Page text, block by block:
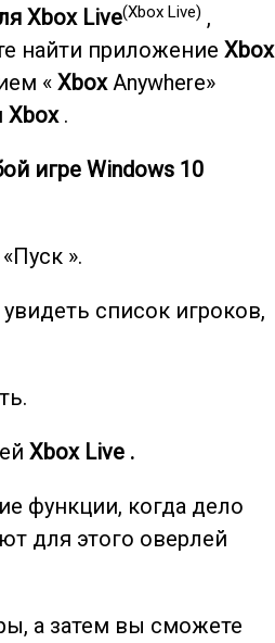
Xbox Live(Xbox Live) ,
найти приложение Xbox
« XboxAnywhere»
Xbox.
игре Windows 10
».
список игроков,
Xbox Live .
функции, когда дело
для этого оверлей
а затем вы сможете